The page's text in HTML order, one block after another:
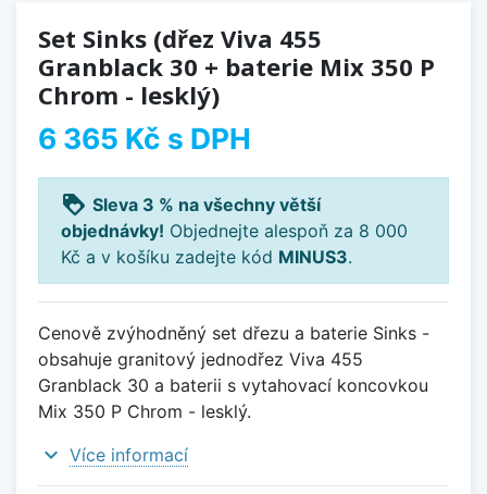
Set Sinks (dřez Viva 455
Granblack 30 + baterie Mix 350 P
Chrom - lesklý)
6 365 Kč s DPH
loyalty Sleva 3 % na všechny větší
objednávky! Objednejte alespoň za 8 000
Kč a v košíku zadejte kód MINUS3.
Cenově zvýhodněný set dřezu a baterie Sinks -
obsahuje granitový jednodřez Viva 455
Granblack 30 a baterii s vytahovací koncovkou
Mix 350 P Chrom - lesklý.
expand_more Více informací